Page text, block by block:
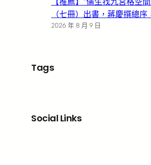
（七冊）出書，蔣慶撰總
2026 年 8 月 9 日
Tags
Social Links